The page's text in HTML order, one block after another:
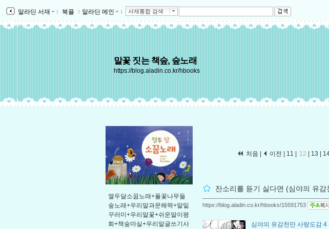
알라딘 서재 ｌ 북플 ｌ 알라딘 메인 ｌ 서재통합 검색
말꽃 짓는 책숲, 숲노래
https://blog.aladin.co.kr/hbooks
열두달소꿉노래+풀꽃나무들
숲노래+우리말과문해력+말밑
꾸러미+우리말꽃+쉬운말이평
화+책숲마실+우리말글쓰기사
처음 이전 11 12 13
잔소리를 듣기 싫다면 (심야의 유감
https://blog.aladin.co.kr/hbooks/15591753
심야의 유감천만 사랑도감 4